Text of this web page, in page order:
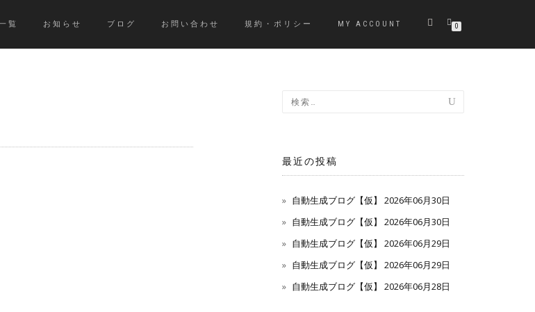
覧 お知らせ ブログ お問い合わせ 規約・ポリシー MY ACCOUNT 0
最近の投稿
自動生成ブログ【仮】 2026年06月30日
自動生成ブログ【仮】 2026年06月30日
自動生成ブログ【仮】 2026年06月29日
自動生成ブログ【仮】 2026年06月29日
自動生成ブログ【仮】 2026年06月28日